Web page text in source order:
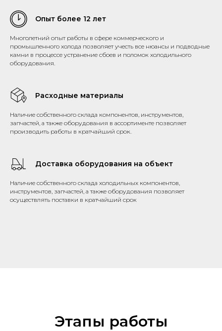
Опыт более 12 лет
Многолетний опыт работы в сфере коммерческого и
промышленного холода позволяет учесть все нюансы и подводные
камни в процессе устранение сбоев и поломок холодильного
оборудования.
Расходные материалы
Наличие собственного склада компонентов, инструментов,
запчастей, а также оборудования в ассортименте позволяет
производить работы в кратчайший срок.
Доставка оборудования на объект
Наличие собственного склада холодильных компонентов,
инструментов, запчастей, а также оборудования позволяет
осуществлять поставки в кратчайший срок
Этапы работы